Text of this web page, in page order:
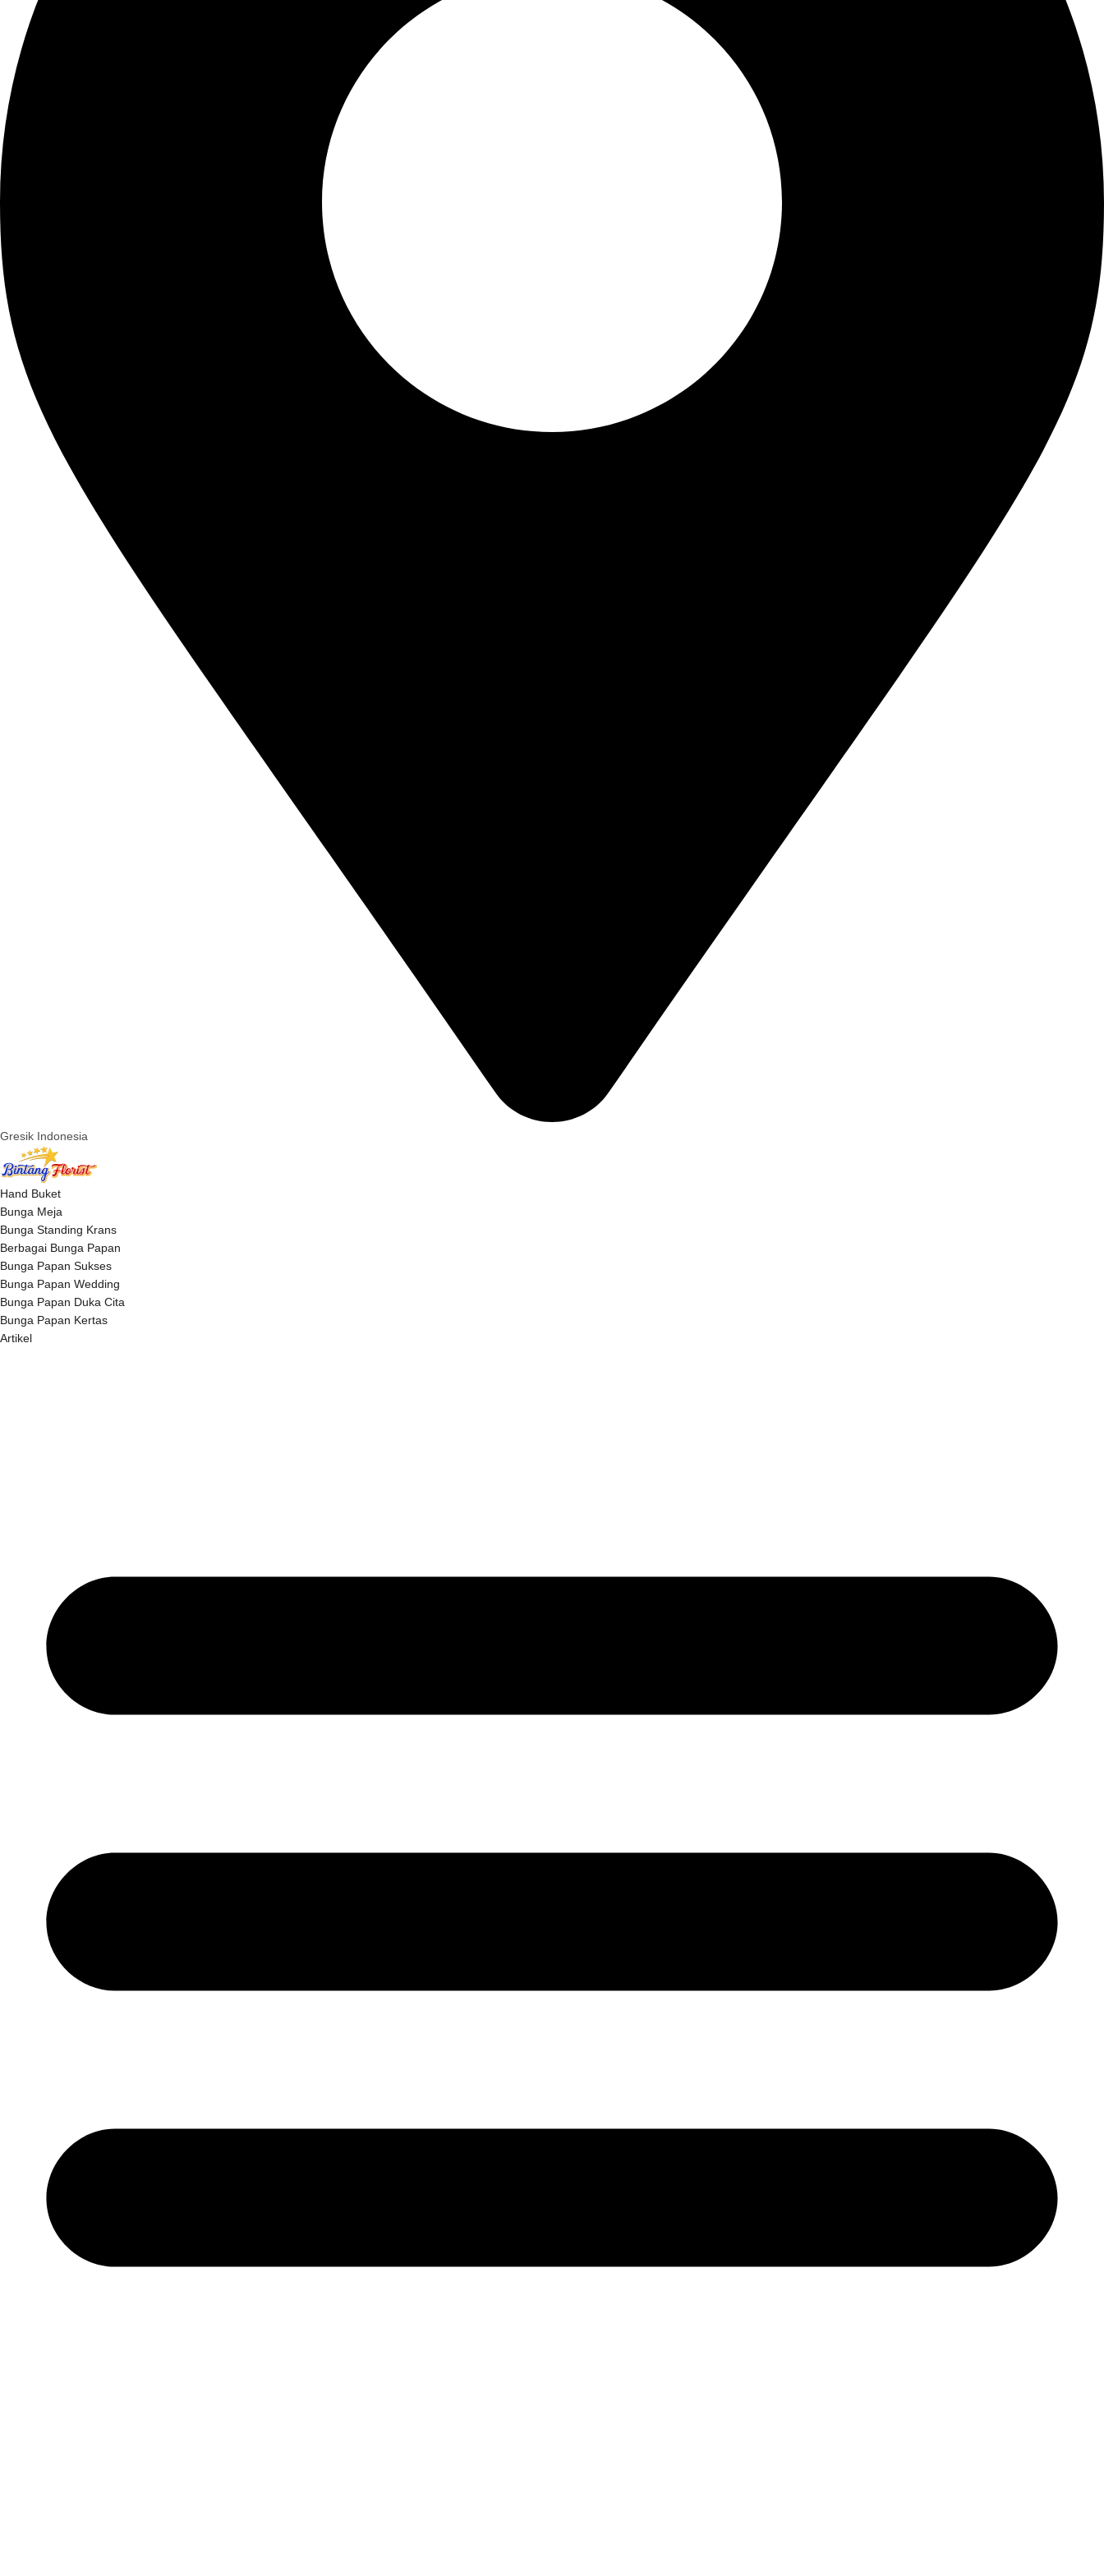
Gresik Indonesia
Hand Buket
Bunga Meja
Bunga Standing Krans
Berbagai Bunga Papan
Bunga Papan Sukses
Bunga Papan Wedding
Bunga Papan Duka Cita
Bunga Papan Kertas
Artikel